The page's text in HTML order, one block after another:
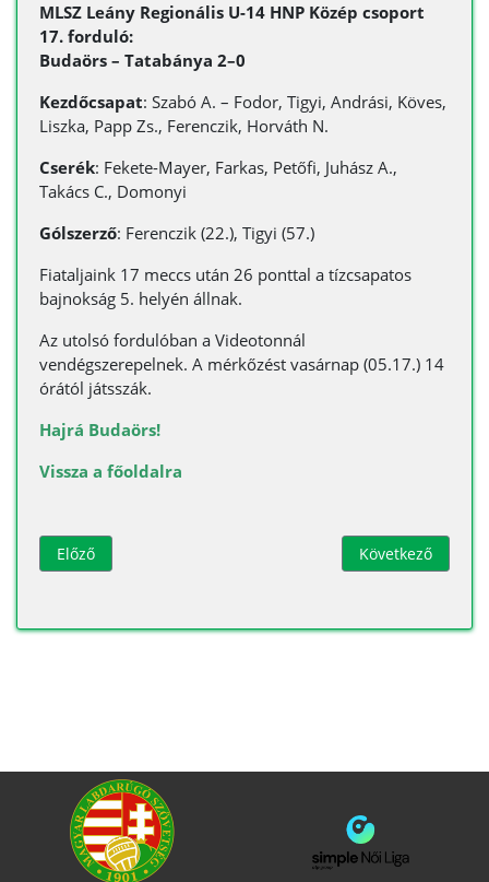
MLSZ Leány Regionális U-14 HNP Közép csoport
17. forduló:
Budaörs – Tatabánya 2–0
Kezdőcsapat: Szabó A. – Fodor, Tigyi, Andrási, Köves,
Liszka, Papp Zs., Ferenczik, Horváth N.
Cserék: Fekete-Mayer, Farkas, Petőfi, Juhász A.,
Takács C., Domonyi
Gólszerző: Ferenczik (22.), Tigyi (57.)
Fiataljaink 17 meccs után 26 ponttal a tízcsapatos
bajnokság 5. helyén állnak.
Az utolsó fordulóban a Videotonnál
vendégszerepelnek. A mérkőzést vasárnap (05.17.) 14
órától játsszák.
Hajrá Budaörs!
Vissza a főoldalra
Előző cikk: Vereséggel búcsúzott az NB I.-től női csapatunk
Előző Következő cikk:
Következő